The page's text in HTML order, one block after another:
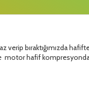
bıraktığımızda
motor hafif